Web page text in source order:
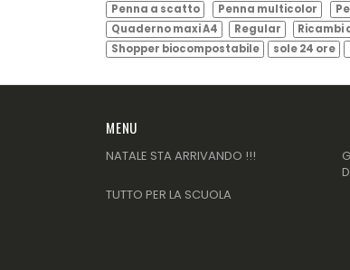
Penna a scatto
Penna multicolor
Quaderno maxi A4
Regular Ricambi
Shopper biocompostabile
sole 24 ore
MENU
NATALE STA ARRIVANDO !!!
TUTTO PER LA SCUOLA